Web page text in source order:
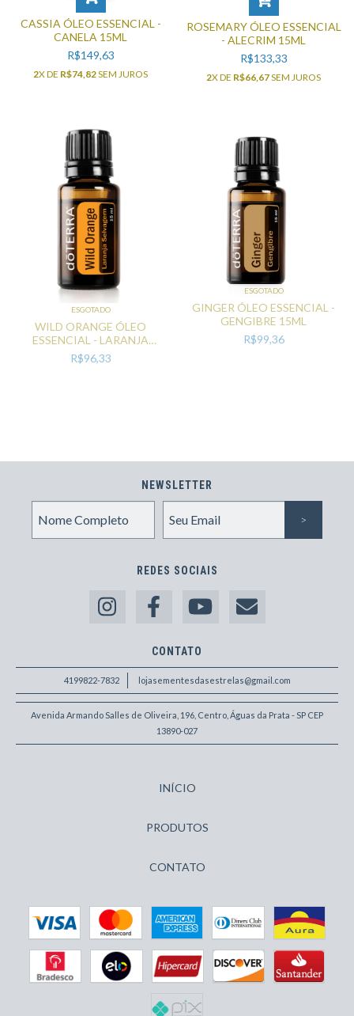
CASSIA ÓLEO ESSENCIAL -
CANELA 15ML
R$149,63
2X DE R$74,82SEM JUROS
ROSEMARY ÓLEO ESSENCIAL
- ALECRIM 15ML
R$133,33
2X DE R$66,67SEM JUROS
ESGOTADO
WILD ORANGE ÓLEO
ESSENCIAL - LARANJA
SELVAGEM 15ML
R$96,33
ESGOTADO
GINGER ÓLEO ESSENCIAL -
GENGIBRE 15ML
R$99,36
NEWSLETTER
REDES SOCIAIS
CONTATO
4199822-7832 lojasementesdasestrelas@gmail.com
Avenida Armando Salles de Oliveira, 196, Centro, Águas da Prata - SP CEP
13890-027
INÍCIO
PRODUTOS
CONTATO